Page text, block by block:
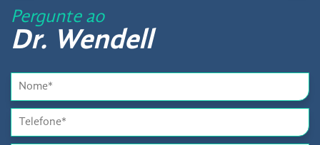
Pergunte ao
Dr. Wendell